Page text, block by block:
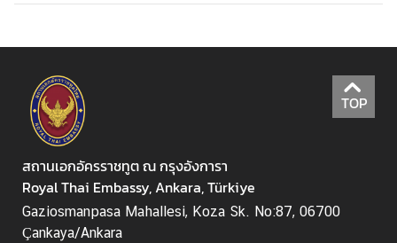
า
น
เ
อ
ก
อั
ค
ร
TOP
สถานเอกอัครราชทูต ณ กรุงอังการา
Royal Thai Embassy, Ankara, Türkiye
Gaziosmanpasa Mahallesi, Koza Sk. No:87, 06700
Çankaya/Ankara